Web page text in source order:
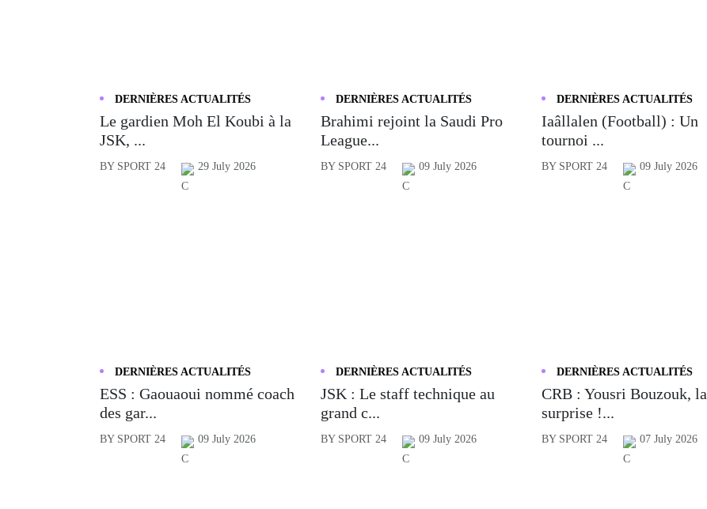
DERNIÈRES ACTUALITÉS
Le gardien Moh El Koubi à la
JSK, ...
BY SPORT 24 29 July 2026
DERNIÈRES ACTUALITÉS
Brahimi rejoint la Saudi Pro
League...
BY SPORT 24 09 July 2026
DERNIÈRES ACTUALITÉS
Iaâllalen (Football) : Un
tournoi ...
BY SPORT 24 09 July 2026
DERNIÈRES ACTUALITÉS
ESS : Gaouaoui nommé coach
des gar...
BY SPORT 24 09 July 2026
DERNIÈRES ACTUALITÉS
JSK : Le staff technique au
grand c...
BY SPORT 24 09 July 2026
DERNIÈRES ACTUALITÉS
CRB : Yousri Bouzouk, la
surprise !...
BY SPORT 24 07 July 2026